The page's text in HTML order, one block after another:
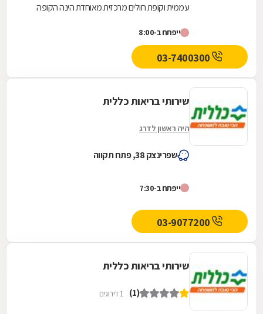
עממית וקופת חולים מרכזית.מאוחדת הינה הקופה
מעגל...
ייפתח ב-8:00
03-7400300
שירותי בריאות כללית
היה ראשון לדרג
שפרינצק 38, פתח תקווה
ייפתח ב-7:30
03-9077200
שירותי בריאות כללית
(1) 1 דירוגים